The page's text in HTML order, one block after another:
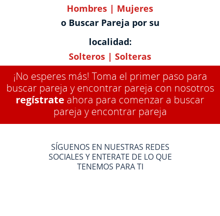
Hombres | Mujeres
o Buscar Pareja por su
localidad:
Solteros | Solteras
¡No esperes más! Toma el primer paso para
buscar pareja y encontrar pareja con nosotros
regístrate ahora para comenzar a buscar
pareja y encontrar pareja
SÍGUENOS EN NUESTRAS REDES
SOCIALES Y ENTERATE DE LO QUE
TENEMOS PARA TI